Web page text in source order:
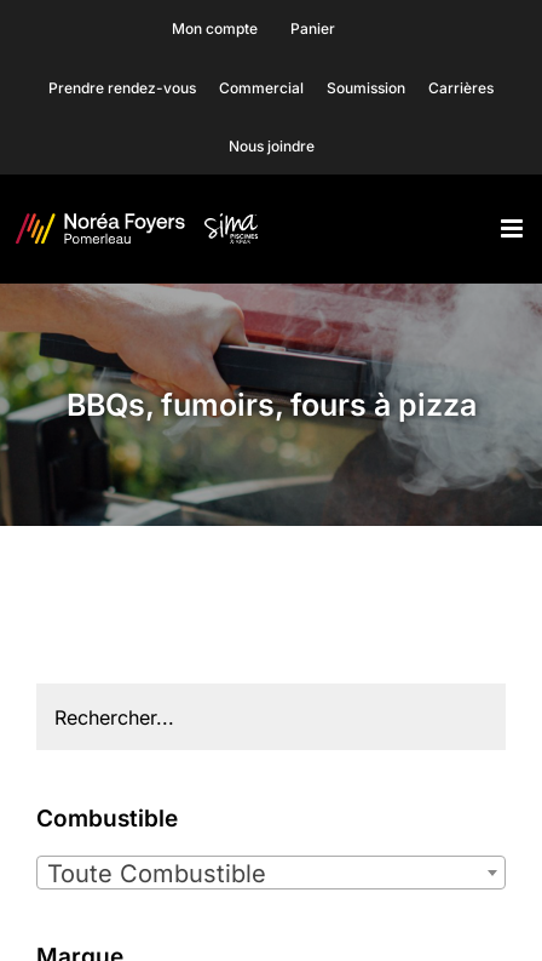
content
Mon compte Panier
Prendre rendez-vous Commercial Soumission Carrières
Nous joindre
BBQs, fumoirs, fours à pizza
Combustible
Toute Combustible